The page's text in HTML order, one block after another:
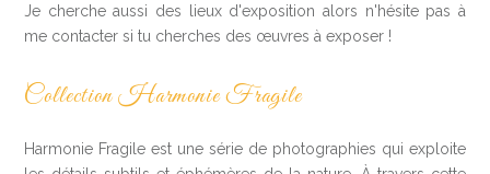
Je cherche aussi des lieux d'exposition alors n'hésite pas à
me contacter si tu cherches des œuvres à exposer !
Collection Harmonie Fragile
Harmonie Fragile est une série de photographies qui exploite